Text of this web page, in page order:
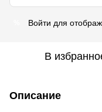
Войти для
В
Описание